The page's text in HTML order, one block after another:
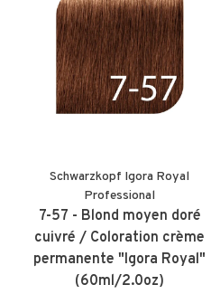
Schwarzkopf Igora Royal
Professional
7-57 - Blond moyen doré
cuivré / Coloration crème
permanente "Igora Royal"
(60ml/2.0oz)